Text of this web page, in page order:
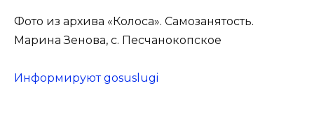
Фото из архива «Колоса». Самозанятость.
Марина Зенова, с. Песчанокопское
Информируют gosuslugi